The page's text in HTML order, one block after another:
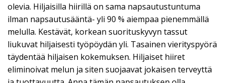
olevia. Hiljaisilla hiirillä on sama napsautustuntuma
ilman napsautusääntä- yli 90 % aiempaa pienemmällä
melulla. Kestävät, korkean suorituskyvyn tassut
liukuvat hiljaisesti työpöydän yli. Tasainen vierityspyörä
täydentää hiljaisen kokemuksen. Hiljaiset hiiret
eliminoivat melun ja siten suojaavat jokaisen terveyttä